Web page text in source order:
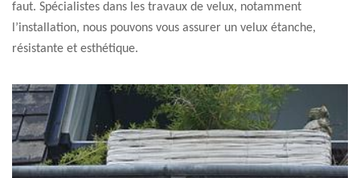
faut. Spécialistes dans les travaux de velux, notamment
l’installation, nous pouvons vous assurer un velux étanche,
résistante et esthétique.